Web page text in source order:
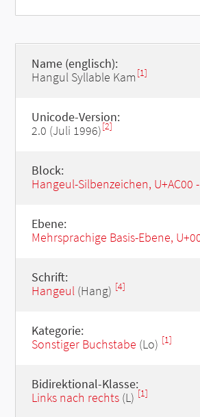
Name (englisch):
Hangul Syllable Kam [1]
Unicode-Version:
2.0 (Juli 1996)[2]
Block:
Hangeul-Silbenzeichen, U+AC00
Ebene:
Mehrsprachige Basis-Ebene,
Schrift:
Hangeul(Hang) [4]
Kategorie:
Sonstiger Buchstabe (Lo) [1]
Bidirektional-Klasse:
Links nach rechts(L) [1]